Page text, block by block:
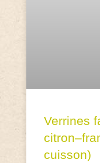
Verrines
cuisson)